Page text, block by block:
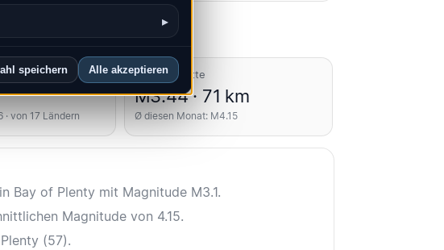
▸
speichern Alle akzeptieren
von 17 Ländern
Durchschnitte
M3.44 · 71 km
Ø diesen Monat: M4.15
Bay of Plenty mit Magnitude M3.1.
Magnitude von 4.15.
(57).